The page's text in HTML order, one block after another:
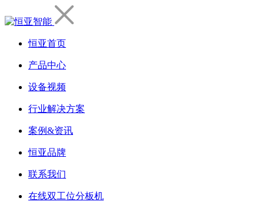
恒亚首页
产品中心
设备视频
行业解决方案
案例&资讯
恒亚品牌
联系我们
在线双工位分板机